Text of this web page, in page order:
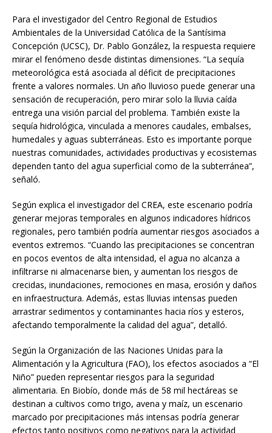
Para el investigador del Centro Regional de Estudios
Ambientales de la Universidad Católica de la Santísima
Concepción (UCSC), Dr. Pablo González, la respuesta requiere
mirar el fenómeno desde distintas dimensiones. “La sequía
meteorológica está asociada al déficit de precipitaciones
frente a valores normales. Un año lluvioso puede generar una
sensación de recuperación, pero mirar solo la lluvia caída
entrega una visión parcial del problema. También existe la
sequía hidrológica, vinculada a menores caudales, embalses,
humedales y aguas subterráneas. Esto es importante porque
nuestras comunidades, actividades productivas y ecosistemas
dependen tanto del agua superficial como de la subterránea”,
señaló.
Según explica el investigador del CREA, este escenario podría
generar mejoras temporales en algunos indicadores hídricos
regionales, pero también podría aumentar riesgos asociados a
eventos extremos. “Cuando las precipitaciones se concentran
en pocos eventos de alta intensidad, el agua no alcanza a
infiltrarse ni almacenarse bien, y aumentan los riesgos de
crecidas, inundaciones, remociones en masa, erosión y daños
en infraestructura. Además, estas lluvias intensas pueden
arrastrar sedimentos y contaminantes hacia ríos y esteros,
afectando temporalmente la calidad del agua”, detalló.
Según la Organización de las Naciones Unidas para la
Alimentación y la Agricultura (FAO), los efectos asociados a “El
Niño” pueden representar riesgos para la seguridad
alimentaria. En Biobío, donde más de 58 mil hectáreas se
destinan a cultivos como trigo, avena y maíz, un escenario
marcado por precipitaciones más intensas podría generar
efectos tanto positivos como negativos para la actividad